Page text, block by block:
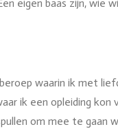
eigen baas zijn, wie
waarin ik met
ik een opleiding kon
om mee te gaan